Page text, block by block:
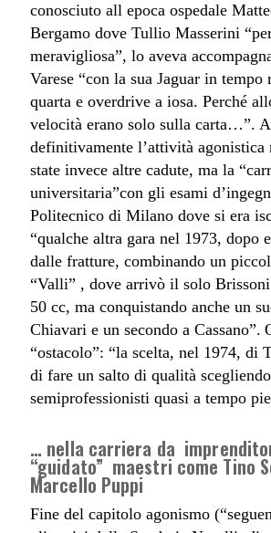
conosciuto all epoca ospedale
Bergamo dove Tullio Masserini
meravigliosa”, lo aveva
Varese “con la sua Jaguar in tempo
quarta e overdrive a iosa. Perché
velocità erano solo sulla carta…”.
definitivamente l’attività agonistica
state invece altre cadute, ma la
universitaria”con gli esami
Politecnico di Milano dove si era
“qualche altra gara nel 1973, dopo
dalle fratture, combinando un
“Valli” , dove arrivò il solo
50 cc, ma conquistando anche un
Chiavari e un secondo a Cassano”.
“ostacolo”: “la scelta, nel 1974, di
di fare un salto di qualità
semiprofessionisti quasi a tempo
… nella carriera da
“guidato” maestri come Tino
Marcello Puppi
Fine del capitolo agonismo